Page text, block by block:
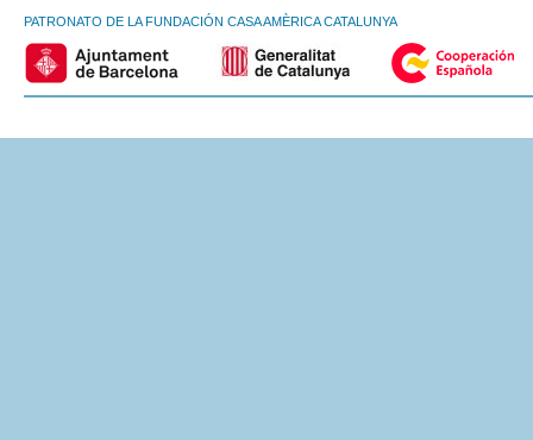
PATRONATO DE LA FUNDACIÓN CASA AMÈRICA CATALUNYA